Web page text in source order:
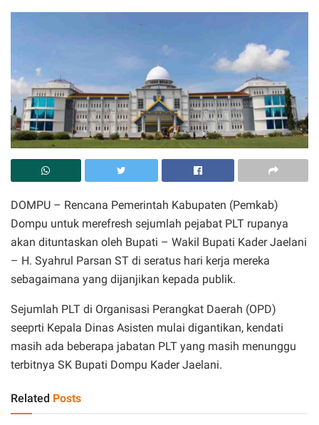
DOMPU – Rencana Pemerintah Kabupaten (Pemkab)
Dompu untuk merefresh sejumlah pejabat PLT rupanya
akan dituntaskan oleh Bupati – Wakil Bupati Kader Jaelani
– H. Syahrul Parsan ST di seratus hari kerja mereka
sebagaimana yang dijanjikan kepada publik.
Sejumlah PLT di Organisasi Perangkat Daerah (OPD)
seeprti Kepala Dinas Asisten mulai digantikan, kendati
masih ada beberapa jabatan PLT yang masih menunggu
terbitnya SK Bupati Dompu Kader Jaelani.
Related Posts